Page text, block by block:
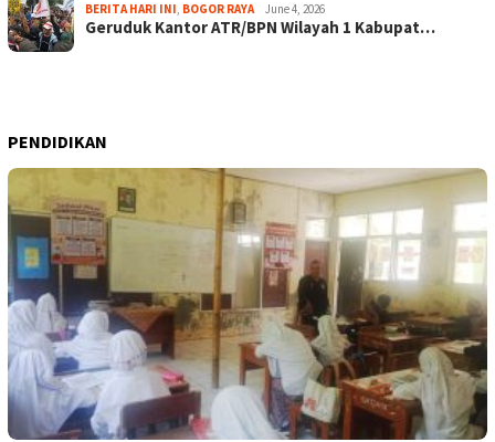
BERITA HARI INI, BOGOR RAYA June 4, 2026
Geruduk Kantor ATR/BPN Wilayah 1 Kabupat…
PENDIDIKAN